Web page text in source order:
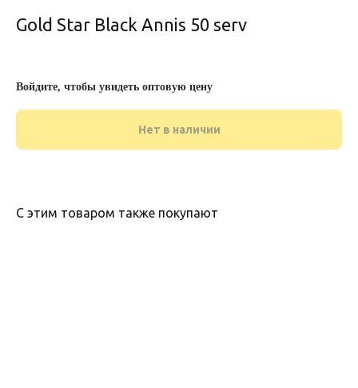
Gold Star Black Annis 50 serv
Войдите, чтобы увидеть оптовую цену
Нет в наличии
С этим товаром также покупают